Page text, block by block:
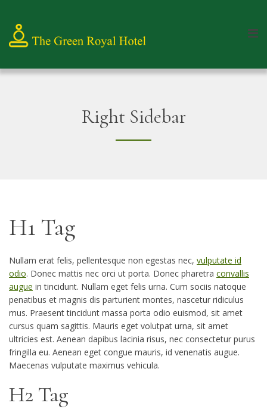
Right Sidebar
H1 Tag
Nullam erat felis, pellentesque non egestas nec, vulputate id
odio. Donec mattis nec orci ut porta. Donec pharetra convallis
augue in tincidunt. Nullam eget felis urna. Cum sociis natoque
penatibus et magnis dis parturient montes, nascetur ridiculus
mus. Praesent tincidunt massa porta odio euismod, sit amet
cursus quam sagittis. Mauris eget volutpat urna, sit amet
ultricies est. Aenean dapibus lacinia risus, nec consectetur purus
fringilla eu. Aenean eget congue mauris, id venenatis augue.
Maecenas vulputate maximus vehicula.
H2 Tag